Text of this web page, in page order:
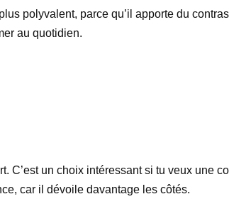
polyvalent, parce qu’il apporte du
au quotidien.
C’est un choix intéressant si tu veux une
car il dévoile davantage les côtés.